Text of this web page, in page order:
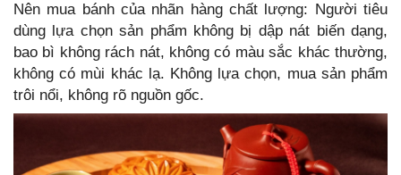
Nên mua bánh của nhãn hàng chất lượng: Người tiêu
dùng lựa chọn sản phẩm không bị dập nát biến dạng,
bao bì không rách nát, không có màu sắc khác thường,
không có mùi khác lạ. Không lựa chọn, mua sản phẩm
trôi nổi, không rõ nguồn gốc.